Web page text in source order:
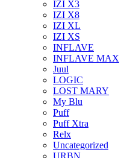
IZI X3
IZI X8
IZI XL
IZI XS
INFLAVE
INFLAVE MAX
Juul
LOGIC
LOST MARY
My Blu
Puff
Puff Xtra
Relx
Uncategorized
URBN